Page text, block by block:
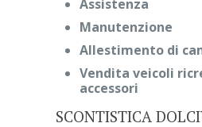
Assistenza
Manutenzione
Allestimento di
Vendita veicoli
accessori
SCONTISTICA